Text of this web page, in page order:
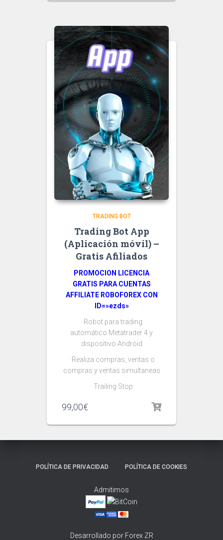
TRADING BOT
Trading Bot App
(Aplicación móvil) –
Gratis Afiliados
PROMOCION LICENCIA
GRATIS PARA CUENTAS
AFFILIATE ROBOFOREX CON
ID=»ezds»
· Robot para trading
automático Metatrader 4 y
dispositivo Android
· Realiza compras, ventas o
compras y ventas simultaneas
· Trailing Stop
99,00€
POLÍTICA DE PRIVACIDAD POLÍTICA DE COOKIES
Admitimos
Desarrollado por Forex ZR